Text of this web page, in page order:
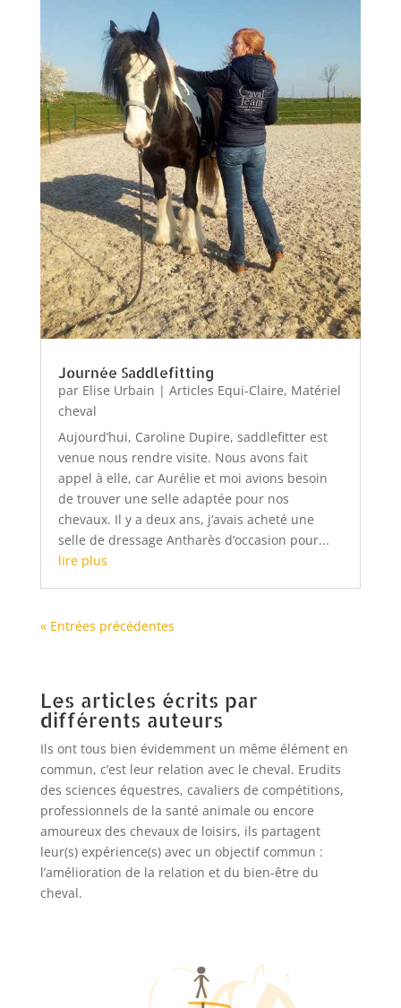
Journée Saddlefitting
par Elise Urbain | Articles Equi-Claire, Matériel
cheval
Aujourd’hui, Caroline Dupire, saddlefitter est
venue nous rendre visite. Nous avons fait
appel à elle, car Aurélie et moi avions besoin
de trouver une selle adaptée pour nos
chevaux. Il y a deux ans, j’avais acheté une
selle de dressage Antharès d’occasion pour...
lire plus
« Entrées précédentes
Les articles écrits par
différents auteurs
Ils ont tous bien évidemment un même élément en
commun, c’est leur relation avec le cheval. Erudits
des sciences équestres, cavaliers de compétitions,
professionnels de la santé animale ou encore
amoureux des chevaux de loisirs, ils partagent
leur(s) expérience(s) avec un objectif commun :
l’amélioration de la relation et du bien-être du
cheval.